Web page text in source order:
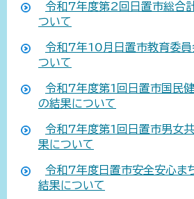
令和7年度第2回日置市総合
ついて
令和7年10月日置市教育委員
ついて
令和7年度第1回日置市国民
の結果について
令和7年度第1回日置市男女
果について
令和7年度日置市安全安心ま
結果について